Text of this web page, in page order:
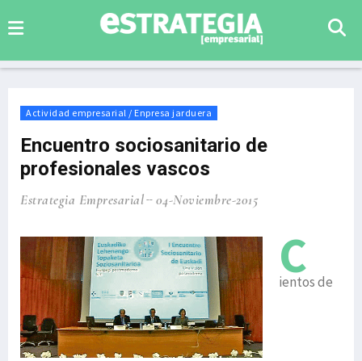
Actividad empresarial / Enpresa jarduera
Encuentro sociosanitario de
profesionales vascos
Estrategia Empresarial 04-Noviembre-2015
C
ientos de